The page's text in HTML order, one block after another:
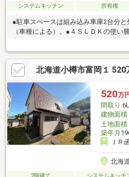
システムキッチン
所有権
●駐車スペースは組み込み車庫2台分
（車種による）。●４ＳＬＤＫの使い
南向きに面しており、日当たりが良
が良好です。お問合せの際は【物件番
けるとスムーズにご対応できます。駐
南向き、システムキッチン、南側道路
Ｋ１５畳以上、角地、和室、始発駅、
窓、眺望良好、シャッター車庫、高
内、納戸
北海道小樽市富岡１ 520
520万
間取り
建物面積
土地面積
築年月
ＪＲ
北海